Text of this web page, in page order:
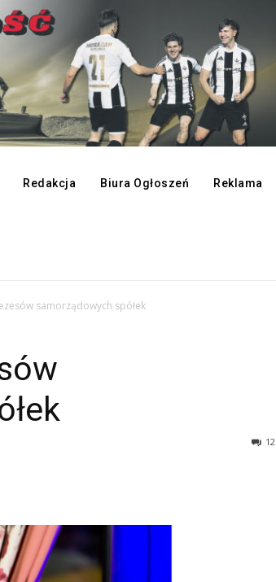
Redakcja Biura Ogłoszeń Reklama
samorządowych spółek
12